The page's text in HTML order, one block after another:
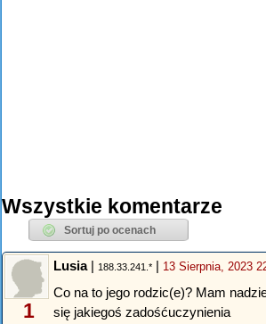
Wszystkie komentarze
1
Lusia| 188.33.241.* | 13 Sierpnia, 2023
Co na to jego rodzic(e)? Mam
się jakiegoś zadośćuczynienia